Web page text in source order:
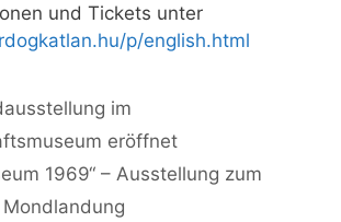
und Tickets unter
p/english.html
im
eröffnet
1969“ – Ausstellung zum